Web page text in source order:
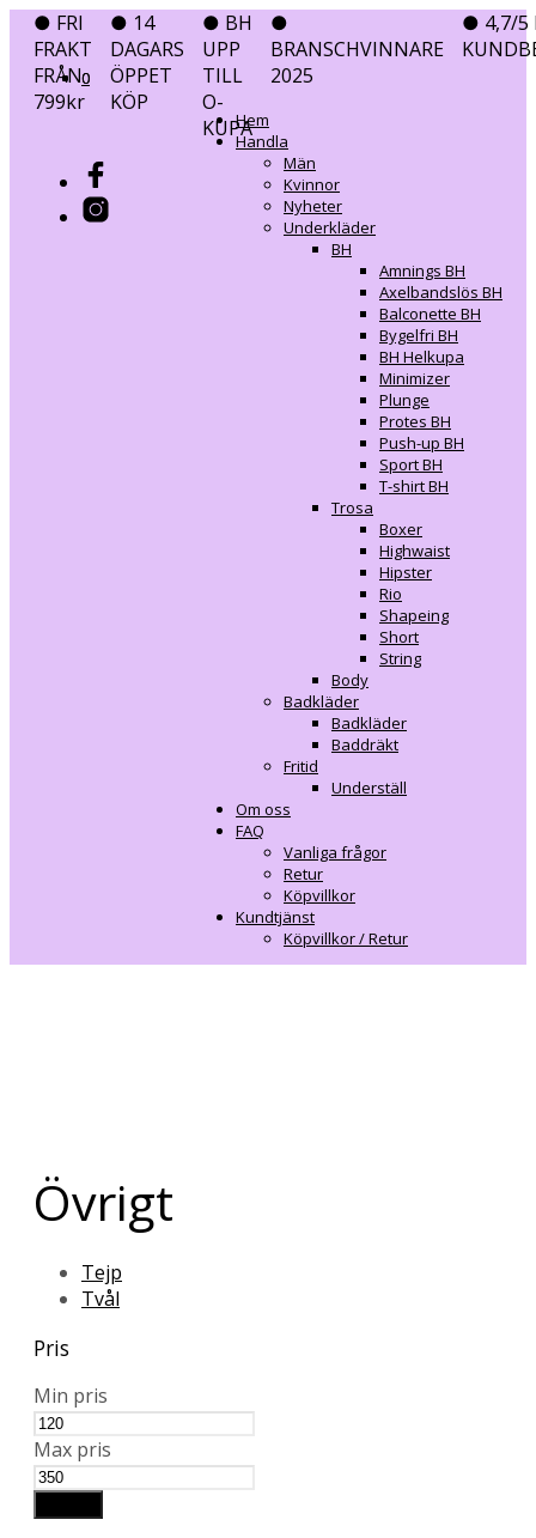
● FRI
FRAKT
FRÅN
799kr
● 14
DAGARS
ÖPPET
KÖP
● BH
UPP
TILL
O-
KUPA
●
BRANSCHVINNARE
2025
● 4,7/5
0
0
Hem
Handla
Män
Kvinnor
Nyheter
Underkläder
BH
Amnings BH
Axelbandslös BH
Balconette BH
Bygelfri BH
BH Helkupa
Minimizer
Plunge
Protes BH
Push-up BH
Sport BH
T-shirt BH
Trosa
Boxer
Highwaist
Hipster
Rio
Shapeing
Short
String
Body
Badkläder
Badkläder
Baddräkt
Fritid
Underställ
Om oss
FAQ
Vanliga frågor
Retur
Köpvillkor
Kundtjänst
Köpvillkor / Retur
Övrigt
Tejp
Tvål
Pris
Min pris
Max pris